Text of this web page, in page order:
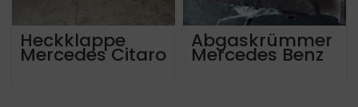
Heckklappe
Mercedes Citaro
Abgaskrümmer
Mercedes Benz